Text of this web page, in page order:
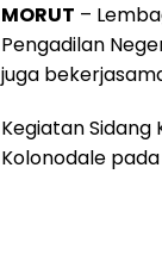
MORUT –
Pengadilan
juga
Kegiatan Sidang
Kolonodale